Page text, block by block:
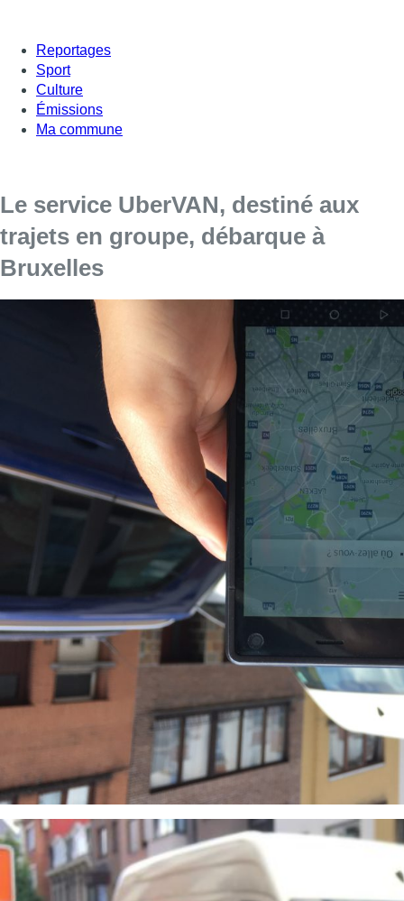
Reportages
Sport
Culture
Émissions
Ma commune
Le service UberVAN, destiné aux
trajets en groupe, débarque à
Bruxelles